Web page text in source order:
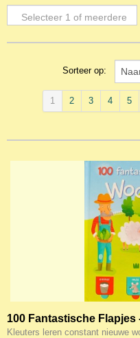
Selecteer 1 of meerdere
Sorteer op:
1 2 3 4 5
100 Fantastische Flapjes
Kleuters leren constant nieuwe